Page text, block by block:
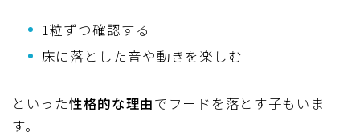
1粒ずつ確認する
床に落とした音や動きを楽しむ
といった性格的な理由でフードを落とす子もいま
す。